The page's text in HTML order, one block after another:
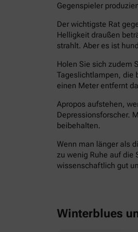
Gegenspieler
Der wichtigste Rat
Helligkeit draußen
strahlt. Aber es ist
Holen Sie sich zudem
Tageslichtlampen, die
einen Meter entfernt
Apropos aufstehen,
Depressionsforscher.
beibehalten.
Wenn man länger als
zu wenig Ruhe auf die
wissenschaftlich gut
Winterblues